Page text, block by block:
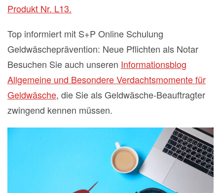
Produkt Nr. L13.
Top informiert mit S+P Online Schulung
Geldwäscheprävention: Neue Pflichten als Notar
Besuchen Sie auch unseren Informationsblog
Allgemeine und Besondere Verdachtsmomente für
Geldwäsche, die Sie als Geldwäsche-Beauftragter
zwingend kennen müssen.